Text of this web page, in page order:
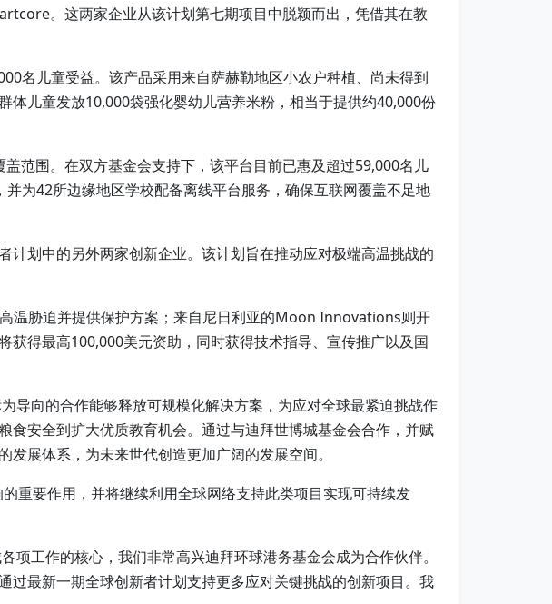
。这两家企业从该计划第七期项目中脱颖而出，凭借其在教
名儿童受益。该产品采用来自萨赫勒地区小农户种植、尚未得到
儿童发放10,000袋强化婴幼儿营养米粉，相当于提供约40,000份
范围。在双方基金会支持下，该平台目前已惠及超过59,000名儿
为42所边缘地区学校配备离线平台服务，确保互联网覆盖不足地
划中的另外两家创新企业。该计划旨在推动应对极端高温挑战的
温胁迫并提供保护方案；来自尼日利亚的Moon Innovations则开
得最高100,000美元资助，同时获得技术指导、宣传推广以及国
导向的合作能够释放可规模化解决方案，为应对全球最紧迫挑战作
安全到扩大优质教育机会。通过与迪拜世博城基金会合作，并赋
展体系，为未来世代创造更加广阔的发展空间。
重要作用，并将继续利用全球网络支持此类项目实现可持续发
工作的核心，我们非常高兴迪拜环球港务基金会成为合作伙伴。
最新一期全球创新者计划支持更多应对关键挑战的创新项目。我